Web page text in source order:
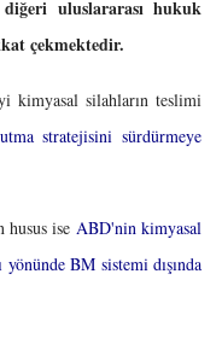
uluslararası hukuk
çekmektedir.
kimyasal silahların teslimi
stratejisini sürdürmeye
husus ise ABD'nin kimyasal
yönünde BM sistemi dışında